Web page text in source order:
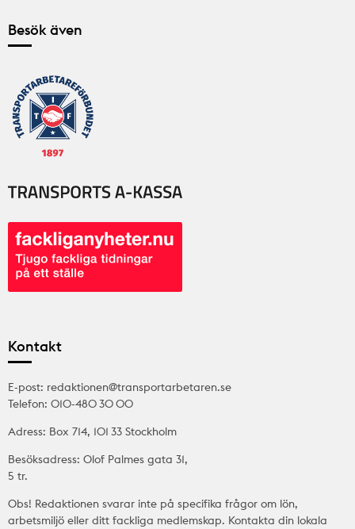
Besök även
Kontakt
E-post: redaktionen@transportarbetaren.se
Telefon: 010-480 30 00
Adress: Box 714, 101 33 Stockholm
Besöksadress: Olof Palmes gata 31,
5 tr.
Obs! Redaktionen svarar inte på specifika frågor om lön,
arbetsmiljö eller ditt fackliga medlemskap. Kontakta din lokala